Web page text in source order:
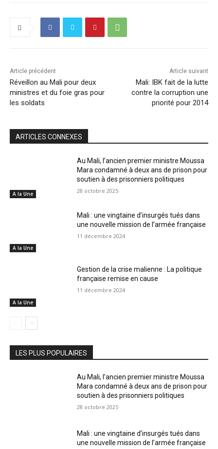
Article précédent
Réveillon au Mali pour deux
ministres et du foie gras pour
les soldats
Article suivant
Mali: IBK fait de la lutte
contre la corruption une
priorité pour 2014
ARTICLES CONNEXES
A la Une
Au Mali, l’ancien premier ministre Moussa
Mara condamné à deux ans de prison pour
soutien à des prisonniers politiques
28 octobre 2025
A la Une
Mali : une vingtaine d’insurgés tués dans
une nouvelle mission de l’armée française
11 décembre 2024
A la Une
Gestion de la crise malienne : La politique
française remise en cause
11 décembre 2024
LES PLUS POPULAIRES
Au Mali, l’ancien premier ministre Moussa
Mara condamné à deux ans de prison pour
soutien à des prisonniers politiques
28 octobre 2025
Mali : une vingtaine d’insurgés tués dans
une nouvelle mission de l’armée française